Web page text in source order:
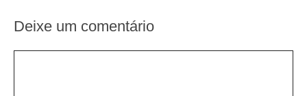
Deixe um comentário